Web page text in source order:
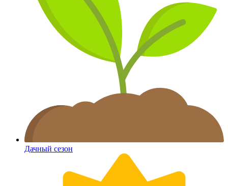
Дачный сезон